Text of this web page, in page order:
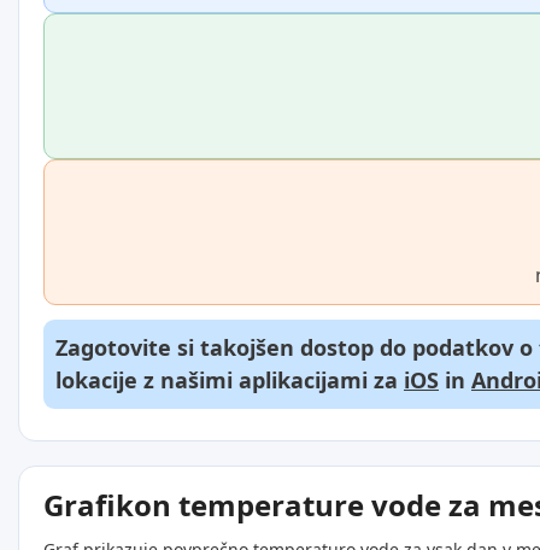
Zagotovite si takojšen dostop do podatkov
lokacije z našimi aplikacijami za iOS in
Grafikon temperature vode za